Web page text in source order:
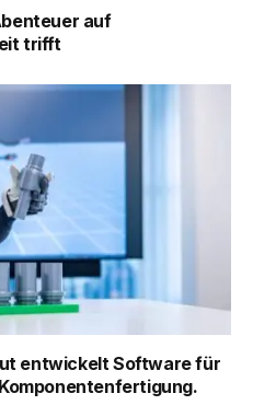
auf
trifft
entwickelt Software für